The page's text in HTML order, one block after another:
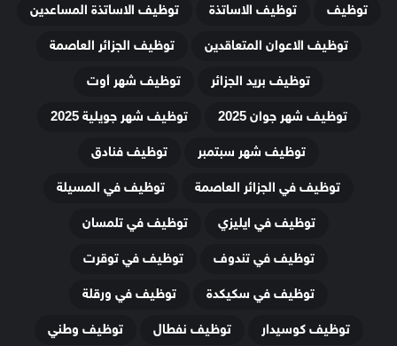
توظيف
توظيف الاساتذة
توظيف الاساتذة المساعدين
توظيف الاعوان المتعاقدين
توظيف الجزائر العاصمة
توظيف بريد الجزائر
توظيف شهر أوت
توظيف شهر جوان 2025
توظيف شهر جويلية 2025
توظيف شهر سبتمبر
توظيف فنادق
توظيف في الجزائر العاصمة
توظيف في المسيلة
توظيف في ايليزي
توظيف في تلمسان
توظيف في تندوف
توظيف في توقرت
توظيف في سكيكدة
توظيف في ورقلة
توظيف كوسيدار
توظيف نفطال
توظيف وطني